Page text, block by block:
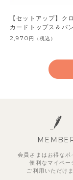
【セットアップ】ク
カードトップス＆パ
2,970 円 （税込）
会員さまはお得なポ
便利な マイペー
ご利用いただけま